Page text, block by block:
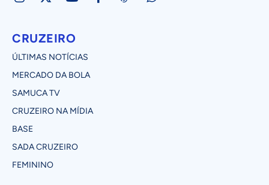
CRUZEIRO
ÚLTIMAS NOTÍCIAS
MERCADO DA BOLA
SAMUCA TV
CRUZEIRO NA MÍDIA
BASE
SADA CRUZEIRO
FEMININO